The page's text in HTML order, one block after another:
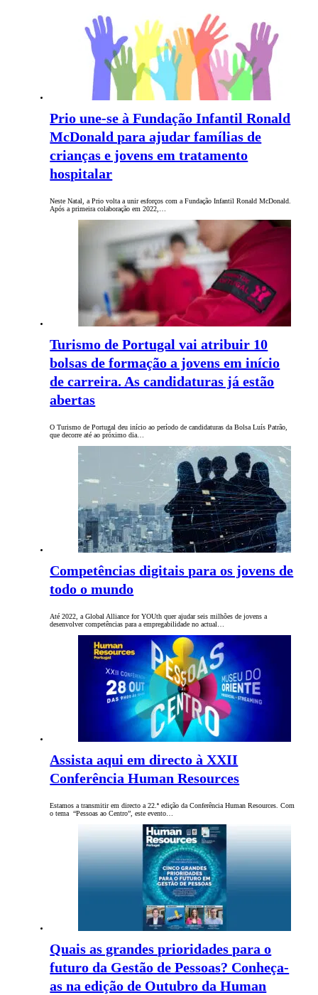
Prio une-se à Fundação Infantil Ronald
McDonald para ajudar famílias de
crianças e jovens em tratamento
hospitalar
Neste Natal, a Prio volta a unir esforços com a Fundação Infantil Ronald McDonald.
Após a primeira colaboração em 2022,…
Turismo de Portugal vai atribuir 10
bolsas de formação a jovens em início
de carreira. As candidaturas já estão
abertas
O Turismo de Portugal deu início ao período de candidaturas da Bolsa Luís Patrão,
que decorre até ao próximo dia…
Competências digitais para os jovens de
todo o mundo
Até 2022, a Global Alliance for YOUth quer ajudar seis milhões de jovens a
desenvolver competências para a empregabilidade no actual…
Assista aqui em directo à XXII
Conferência Human Resources
Estamos a transmitir em directo a 22.ª edição da Conferência Human Resources. Com
o tema “Pessoas ao Centro”, este evento…
Quais as grandes prioridades para o
futuro da Gestão de Pessoas? Conheça-
as na edição de Outubro da Human